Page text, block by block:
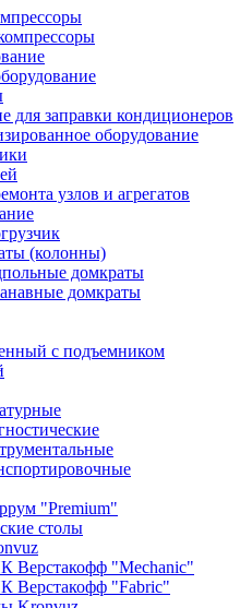
для заправки кондиционеров
оборудование
узлов и агрегатов
(колонны)
домкраты
домкраты
с подъемником
"Premium"
столы
Верстакофф "Mechanic"
Верстакофф "Fabric"